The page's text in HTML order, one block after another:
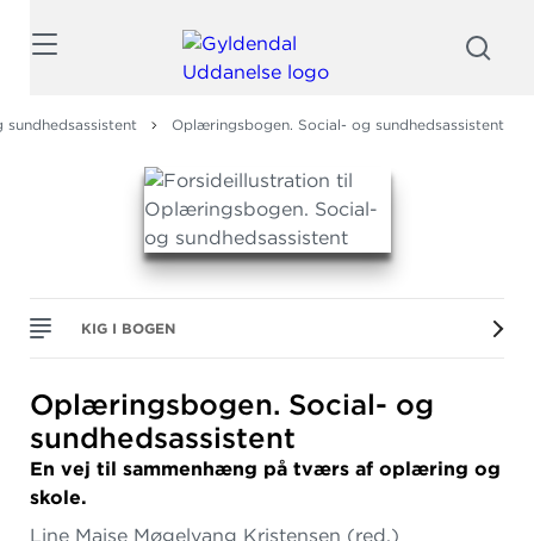
sundhedsassistent Oplæringsbogen. Social- og sundhedsassistent
KIG I BOGEN
Oplæringsbogen. Social- og
sundhedsassistent
En vej til sammenhæng på tværs af oplæring og
skole.
Line Majse Møgelvang Kristensen (red.)